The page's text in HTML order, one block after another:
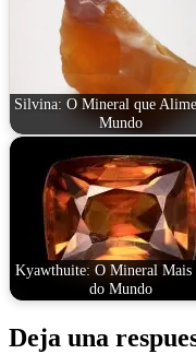
Silvina: O Mineral que
Mundo
Kyawthuite: O Mineral Mais
do Mundo
Deja una